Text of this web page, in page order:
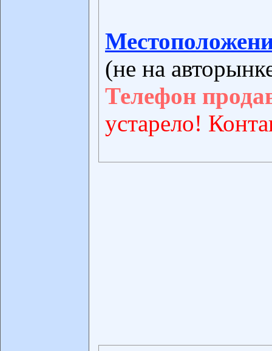
(не на
Телефон
устарело!